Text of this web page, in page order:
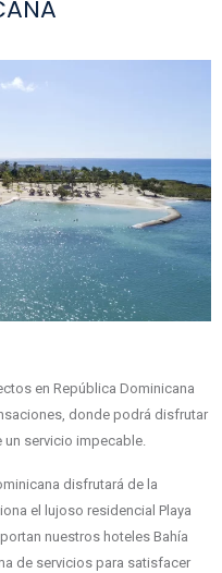
en República Dominicana
donde podrá disfrutar
un servicio impecable.
disfrutará de la
el lujoso residencial Playa
nuestros hoteles Bahía
de servicios para satisfacer